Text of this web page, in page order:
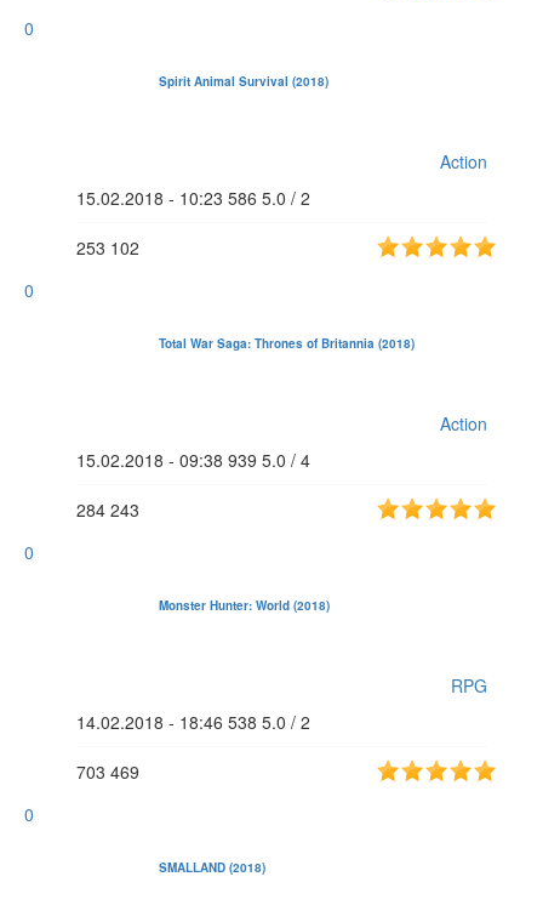
0
Spirit Animal Survival (2018)
Action
15.02.2018 - 10:23 586 5.0 / 2
253 102
0
Total War Saga: Thrones of Britannia (2018)
Action
15.02.2018 - 09:38 939 5.0 / 4
284 243
0
Monster Hunter: World (2018)
RPG
14.02.2018 - 18:46 538 5.0 / 2
703 469
0
SMALLAND (2018)